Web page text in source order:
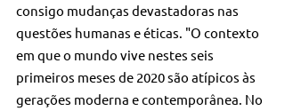
consigo mudanças devastadoras nas
questões humanas e éticas. "O contexto
em que o mundo vive nestes seis
primeiros meses de 2020 são atípicos às
gerações moderna e contemporânea. No